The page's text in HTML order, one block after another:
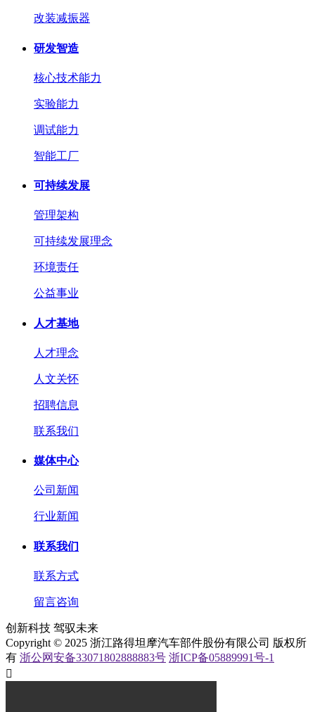
改装减振器
研发智造
核心技术能力
实验能力
调试能力
智能工厂
可持续发展
管理架构
可持续发展理念
环境责任
公益事业
人才基地
人才理念
人文关怀
招聘信息
联系我们
媒体中心
公司新闻
行业新闻
联系我们
联系方式
留言咨询
创新科技 驾驭未来
Copyright © 2025 浙江路得坦摩汽车部件股份有限公司 版权所
有 浙公网安备33071802888883号 浙ICP备05889991号-1
